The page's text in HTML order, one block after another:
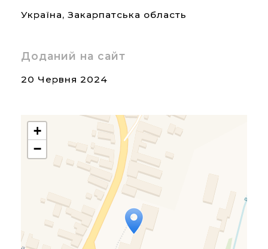
Україна, Закарпатська область
Доданий на сайт
20 Червня 2024
Travelers' Map is loading...
If you see this after your
page is loaded completely,
+
−